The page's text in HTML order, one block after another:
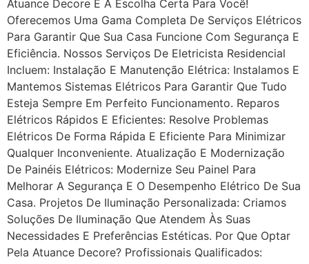
Atuance Decore É A Escolha Certa Para Você!
Oferecemos Uma Gama Completa De Serviços Elétricos
Para Garantir Que Sua Casa Funcione Com Segurança E
Eficiência. Nossos Serviços De Eletricista Residencial
Incluem: Instalação E Manutenção Elétrica: Instalamos E
Mantemos Sistemas Elétricos Para Garantir Que Tudo
Esteja Sempre Em Perfeito Funcionamento. Reparos
Elétricos Rápidos E Eficientes: Resolve Problemas
Elétricos De Forma Rápida E Eficiente Para Minimizar
Qualquer Inconveniente. Atualização E Modernização
De Painéis Elétricos: Modernize Seu Painel Para
Melhorar A Segurança E O Desempenho Elétrico De Sua
Casa. Projetos De Iluminação Personalizada: Criamos
Soluções De Iluminação Que Atendem Às Suas
Necessidades E Preferências Estéticas. Por Que Optar
Pela Atuance Decore? Profissionais Qualificados: